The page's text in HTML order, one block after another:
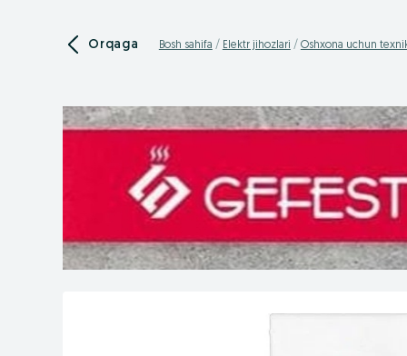
Orqaga Bosh sahifa Elektr jihozlari Oshxona uchun